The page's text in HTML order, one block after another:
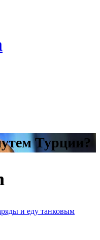
Турции?
и еду танковым